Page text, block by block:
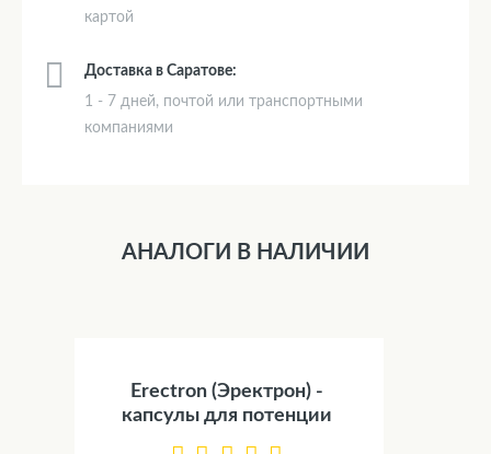
картой
Доставка в Саратове:
1 - 7 дней, почтой или транспортными
компаниями
АНАЛОГИ В НАЛИЧИИ
Erectron (Эректрон) -
капсулы для потенции